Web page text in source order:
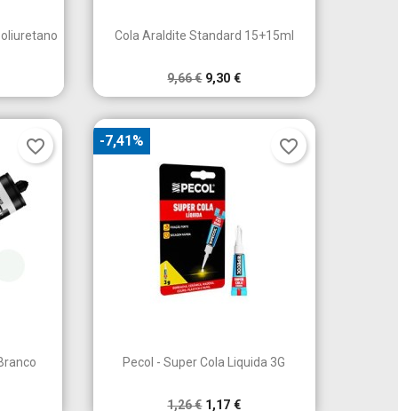
Vista rápida
Cola Araldite Standard 15+15ml
9,66 € 9,30 €
favorite_border
Vista rápida
Pecol - Super Cola Liquida 3G
1,26 € 1,17 €
-7,41% favorite_border